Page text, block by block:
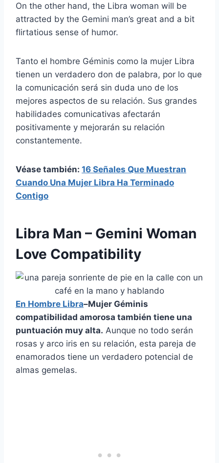
On the other hand, the Libra woman will be
attracted by the Gemini man’s great and a bit
flirtatious sense of humor.
Tanto el hombre Géminis como la mujer Libra
tienen un verdadero don de palabra, por lo que
la comunicación será sin duda uno de los
mejores aspectos de su relación. Sus grandes
habilidades comunicativas afectarán
positivamente y mejorarán su relación
constantemente.
Véase también: 16 Señales Que Muestran
Cuando Una Mujer Libra Ha Terminado
Contigo
Libra Man – Gemini Woman
Love Compatibility
En Hombre Libra–Mujer Géminis
compatibilidad amorosa también tiene una
puntuación muy alta. Aunque no todo serán
rosas y arco iris en su relación, esta pareja de
enamorados tiene un verdadero potencial de
almas gemelas.